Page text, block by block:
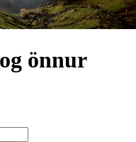
önnur